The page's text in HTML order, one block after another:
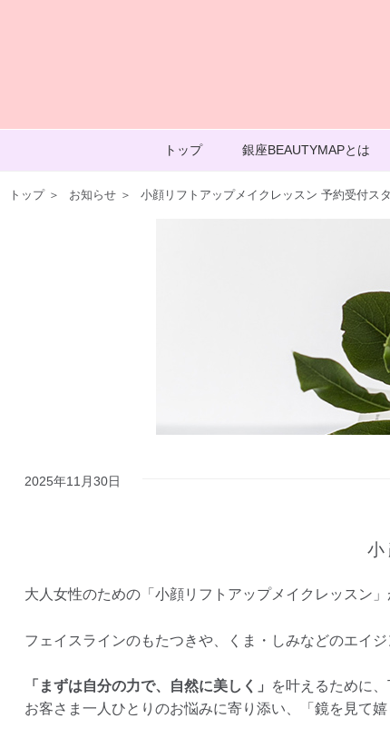
トップ 銀座BEAUTYMAPとは
トップ＞ お知らせ ＞ 小顔リフトアップメイクレッスン 予約受付ス
2025年11月30日
大人女性のための「小顔リフトアップメイクレッスン
フェイスラインのもたつきや、くま・しみなどのエイジ
「まずは自分の力で、自然に美しく」
を叶えるために
お客さま一人ひとりのお悩みに寄り添い、「鏡を見て